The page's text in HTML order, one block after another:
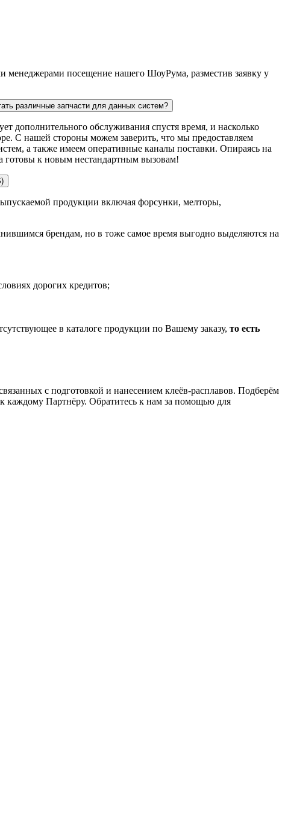
менеджерами посещение нашего ШоуРума, разместив заявку у
различные запчасти для данных систем?
дополнительного обслуживания спустя время, и насколько
С нашей стороны можем заверить, что мы предоставляем
а также имеем оперативные каналы поставки. Опираясь на
готовы к новым нестандартным вызовам!
продукции включая форсунки, мелторы,
брендам, но в тоже самое время выгодно выделяются на
дорогих кредитов;
в каталоге продукции по Вашему заказу, то есть
с подготовкой и нанесением клеёв-расплавов. Подберём
каждому Партнёру. Обратитесь к нам за помощью для